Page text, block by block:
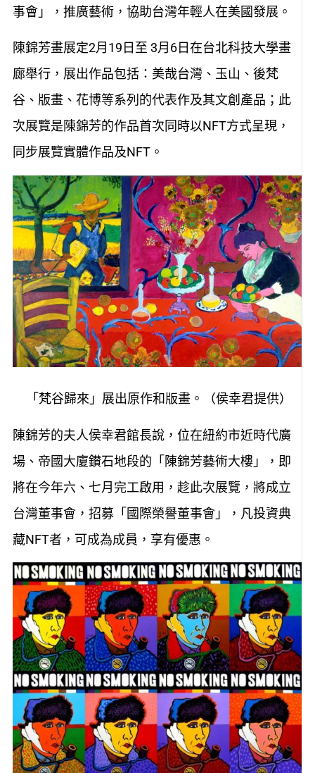
事會」，推廣藝術，協助台灣年輕人在美國發展。
陳錦芳畫展定2月19日至 3月6日在台北科技大學畫
廊舉行，展出作品包括：美哉台灣、玉山、後梵
谷、版畫、花博等系列的代表作及其文創產品；此
次展覽是陳錦芳的作品首次同時以NFT方式呈現，
同步展覽實體作品及NFT。
「梵谷歸來」展出原作和版畫。（侯幸君提供）
陳錦芳的夫人侯幸君館長說，位在紐約市近時代廣
場、帝國大廈鑚石地段的「陳錦芳藝術大樓」，即
將在今年六、七月完工啟用，趁此次展覽，將成立
台灣董事會，招募「國際榮譽董事會」，凡投資典
藏NFT者，可成為成員，享有優惠。